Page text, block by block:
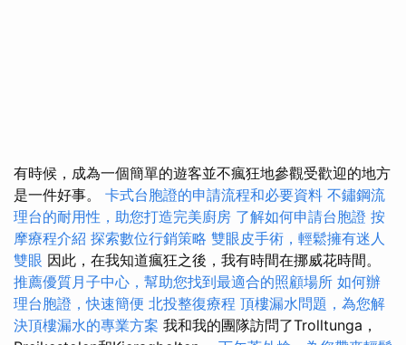
有時候，成為一個簡單的遊客並不瘋狂地參觀受歡迎的地方
是一件好事。 卡式台胞證的申請流程和必要資料 不鏽鋼流
理台的耐用性，助您打造完美廚房 了解如何申請台胞證 按
摩療程介紹 探索數位行銷策略 雙眼皮手術，輕鬆擁有迷人
雙眼 因此，在我知道瘋狂之後，我有時間在挪威花時間。
推薦優質月子中心，幫助您找到最適合的照顧場所 如何辦
理台胞證，快速簡便 北投整復療程 頂樓漏水問題，為您解
決頂樓漏水的專業方案 我和我的團隊訪問了Trolltunga，